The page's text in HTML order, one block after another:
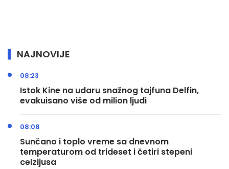
NAJNOVIJE
Istok Kine na udaru snažnog tajfuna Delfin,
evakuisano više od milion ljudi
08:23
Sunčano i toplo vreme sa dnevnom
temperaturom od trideset i četiri stepeni
celzijusa
08:08